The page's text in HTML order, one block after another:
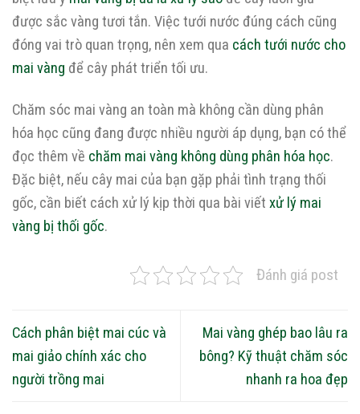
được sắc vàng tươi tắn. Việc tưới nước đúng cách cũng
đóng vai trò quan trọng, nên xem qua cách tưới nước cho
mai vàng để cây phát triển tối ưu.
Chăm sóc mai vàng an toàn mà không cần dùng phân
hóa học cũng đang được nhiều người áp dụng, bạn có thể
đọc thêm về chăm mai vàng không dùng phân hóa học.
Đặc biệt, nếu cây mai của bạn gặp phải tình trạng thối
gốc, cần biết cách xử lý kịp thời qua bài viết xử lý mai
vàng bị thối gốc.
Đánh giá post
Cách phân biệt mai cúc và
mai giảo chính xác cho
người trồng mai
Mai vàng ghép bao lâu ra
bông? Kỹ thuật chăm sóc
nhanh ra hoa đẹp